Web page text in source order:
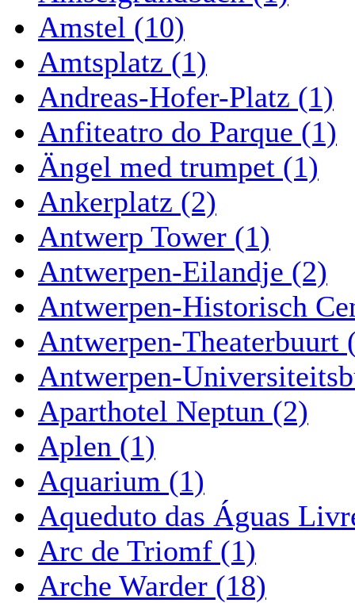
Amstel (10)
Amtsplatz (1)
Andreas-Hofer-Platz (1)
Anfiteatro do Parque (1)
Ängel med trumpet (1)
Ankerplatz (2)
Antwerp Tower (1)
Antwerpen-Eilandje (2)
Antwerpen-Historisch
Antwerpen-Theaterbuurt
Antwerpen-
Aparthotel Neptun (2)
Aplen (1)
Aquarium (1)
Aqueduto das Águas
Arc de Triomf (1)
Arche Warder (18)